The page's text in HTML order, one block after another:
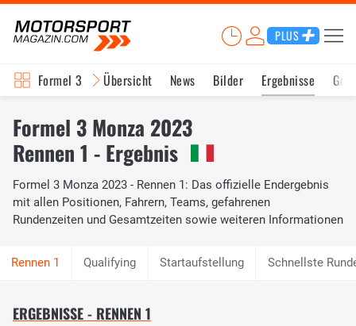
PLUS
Formel 3 Übersicht News Bilder Ergebnisse
Formel 3 Monza 2023
Rennen 1 - Ergebnis
Formel 3 Monza 2023 - Rennen 1: Das offizielle Endergebnis
mit allen Positionen, Fahrern, Teams, gefahrenen
Rundenzeiten und Gesamtzeiten sowie weiteren Informationen
Qualifying Startaufstellung Schnellste
ERGEBNISSE - RENNEN 1